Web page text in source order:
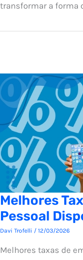
transformar a forma
Melhores
Pessoal
Davi Trofelli / 12/03/2026
Melhores taxas de